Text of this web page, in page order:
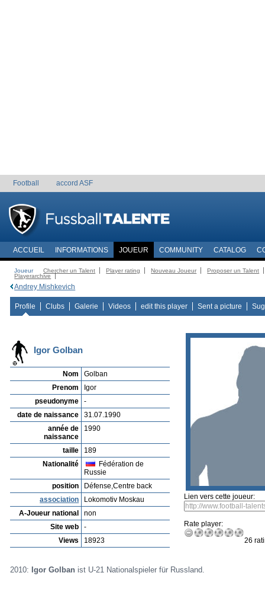
Football accord ASF
ACCUEIL INFORMATIONS JOUEUR COMMUNITY CATALOG
Joueur Chercher un Talent Player rating Nouveau Joueur
Proposer un Talent
Playerarchive
Andrey Mishkevich
Profile Clubs Galerie Videos edit this player Sent a picture
Igor Golban
Nom
Golban
Prenom
Igor
pseudonyme
-
date de naissance
31.07.1990
année de
naissance
1990
taille
189
Nationalité
Fédération de
Russie
position
Défense,Centre back
association
Lokomotiv Moskau
A-Joueur national
non
Site web
-
Views
18923
Lien vers cette joueur:
Rate player:
26
2010: Igor Golban ist U-21 Nationalspieler für Russland.